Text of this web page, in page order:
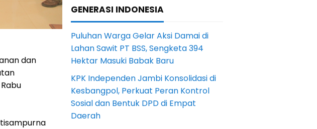
dan
GENERASI INDONESIA
Puluhan Warga Gelar Aksi Damai di
Lahan Sawit PT BSS, Sengketa 394
Hektar Masuki Babak Baru
KPK Independen Jambi Konsolidasi di
Kesbangpol, Perkuat Peran Kontrol
Sosial dan Bentuk DPD di Empat
Daerah